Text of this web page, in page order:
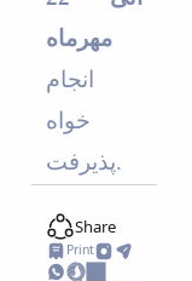
مهرماه
انجام
خواه
پذیرفت.
Share
Print